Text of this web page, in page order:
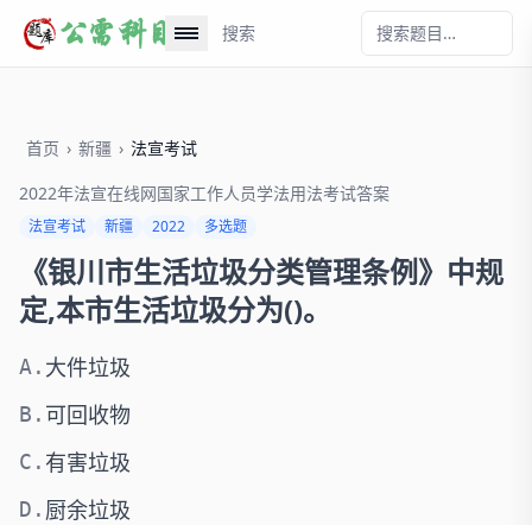
搜索
首页 › 新疆 › 法宣考试
2022年法宣在线网国家工作人员学法用法考试答案
法宣考试 新疆 2022 多选题
《银川市生活垃圾分类管理条例》中规
定,本市生活垃圾分为()。
A. 大件垃圾
B. 可回收物
C. 有害垃圾
D. 厨余垃圾